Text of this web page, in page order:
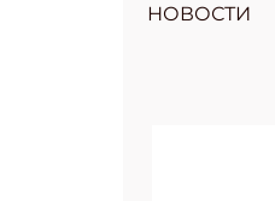
НОВОСТИ